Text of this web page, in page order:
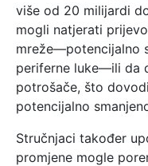
više od 20 milijardi
mogli natjerati
mreže—potencijalno
periferne luke—ili da
potrošače, što
potencijalno
Stručnjaci također
promjene mogle